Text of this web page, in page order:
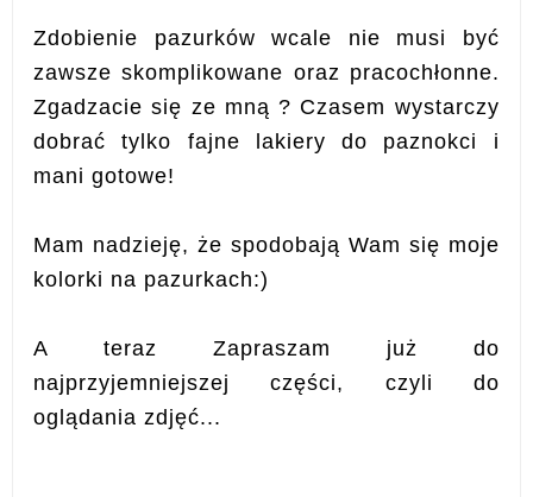
Zdobienie pazurków wcale nie musi być
zawsze skomplikowane oraz pracochłonne.
Zgadzacie się ze mną ? Czasem wystarczy
dobrać tylko fajne lakiery do paznokci i
mani gotowe!
Mam nadzieję, że spodobają Wam się moje
kolorki na pazurkach:)
A teraz Zapraszam już do
najprzyjemniejszej części, czyli do
oglądania zdjęć...